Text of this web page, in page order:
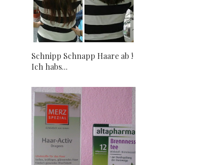
Schnipp Schnapp Haare ab !
Ich habs...